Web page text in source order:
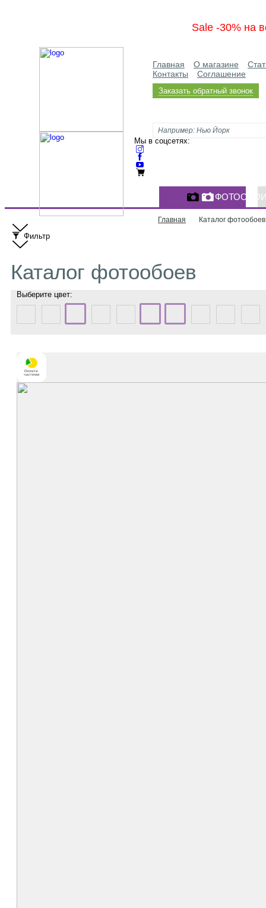
Sale -30% на
Главная О магазине
Контакты
Соглашение
Заказать обратный звонок
Мы в соцсетях:
Главная Каталог фотообоев
Фильтр
Каталог фотообоев
Выберите цвет: